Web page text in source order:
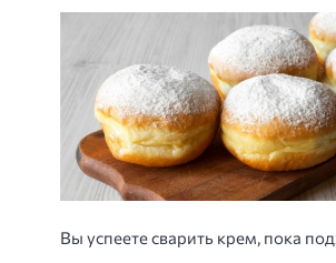
Вы успеете сварить крем, пока